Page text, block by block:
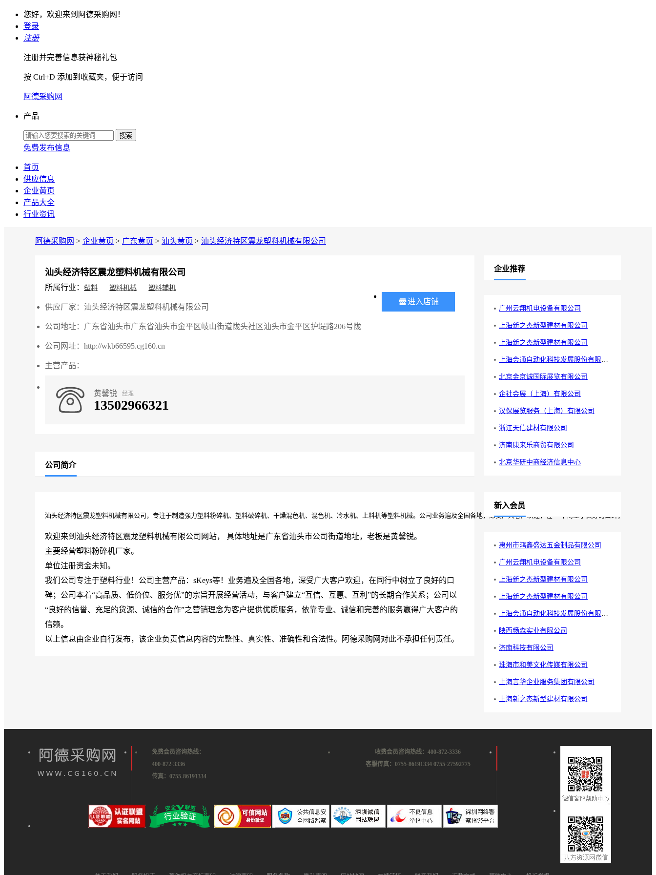
您好，欢迎来到阿德采购网！
登录
注册
注册并完善信息获神秘礼包
按 Ctrl+D 添加到收藏夹，便于访问
阿德采购网
产品
免费发布信息
首页
供应信息
企业黄页
产品大全
行业资讯
阿德采购网 > 企业黄页 > 广东黄页 > 汕头黄页 > 汕头经济特区震龙塑料机械有限公司
汕头经济特区震龙塑料机械有限公司
所属行业： 塑料 塑料机械 塑料辅机
供应厂家： 汕头经济特区震龙塑料机械有限公司
公司地址： 广东省汕头市广东省汕头市金平区岐山街道陇头社区汕头市金平区护堤路206号陇
头工业区
公司网址： http://wkb66595.cg160.cn
主营产品：
黄馨锐 经理
13502966321
进入店铺
公司简介
汕头经济特区震龙塑料机械有限公司，专注于制造强力塑料粉碎机、塑料破碎机、干燥混色机、混色机、冷水机、上料机等塑料机械。公司业务遍及全国各地，深受广大客户欢迎，在**中树立了良好的口碑；公司以
欢迎来到汕头经济特区震龙塑料机械有限公司网站， 具体地址是广东省汕头市公司街道地址，老板是黄馨锐。
主要经营塑料粉碎机厂家。
单位注册资金未知。
我们公司专注于塑料行业！公司主营产品：sKeys等！业务遍及全国各地，深受广大客户欢迎，在同行中树立了良好的口
碑；公司本着“高品质、低价位、服务优”的宗旨开展经营活动，与客户建立“互信、互惠、互利”的长期合作关系；公司以
“良好的信誉、充足的货源、诚信的合作”之营销理念为客户提供优质服务，依靠专业、诚信和完善的服务赢得广大客户的
信赖。
以上信息由企业自行发布，该企业负责信息内容的完整性、真实性、准确性和合法性。阿德采购网对此不承担任何责任。
企业推荐
广州云翔机电设备有限公司
上海新之杰新型建材有限公司
上海新之杰新型建材有限公司
上海会通自动化科技发展股份有限公司
北京金京诚国际展览有限公司
企社会展（上海）有限公司
汉保展览服务（上海）有限公司
浙江天信建材有限公司
济南康来乐商贸有限公司
北京华研中商经济信息中心
新入会员
惠州市鸿鑫盛达五金制品有限公司
广州云翔机电设备有限公司
上海新之杰新型建材有限公司
上海新之杰新型建材有限公司
上海会通自动化科技发展股份有限公司
陕西畅森实业有限公司
济南科技有限公司
珠海市和美文化传媒有限公司
上海言华企业服务集团有限公司
上海新之杰新型建材有限公司
免费会员咨询热线：
400-872-3336
传真：0755-86191334
收费会员咨询热线：400-872-3336
客服传真：0755-86191334 0755-27592775